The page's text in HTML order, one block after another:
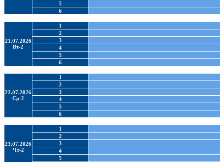
5
6
21.07.2026
Вт-2
1
2
3
4
5
6
22.07.2026
Ср-2
1
2
3
4
5
6
23.07.2026
Чт-2
1
2
3
4
5